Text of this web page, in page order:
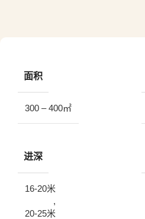
面积
300 – 400㎡
进深
16-20米
,
20-25米